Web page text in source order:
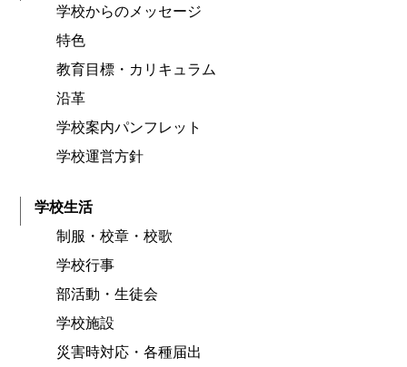
学校からのメッセージ
特色
教育目標・カリキュラム
沿革
学校案内パンフレット
学校運営方針
学校生活
制服・校章・校歌
学校行事
部活動・生徒会
学校施設
災害時対応・各種届出